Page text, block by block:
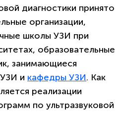
диагностики принято
организации,
школы УЗИ при
образовательные
занимающиеся
и кафедры УЗИ. Как
реализации
по ультразвуковой